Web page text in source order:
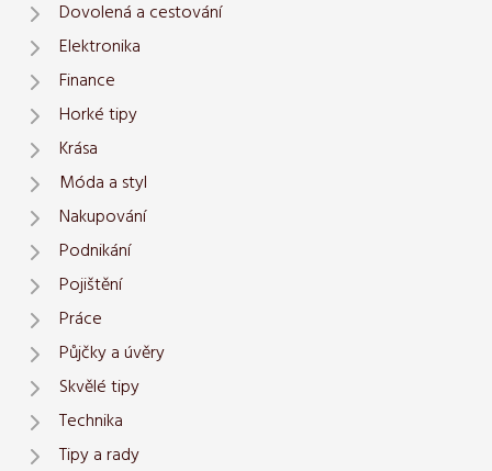
Dovolená a cestování
Elektronika
Finance
Horké tipy
Krása
Móda a styl
Nakupování
Podnikání
Pojištění
Práce
Půjčky a úvěry
Skvělé tipy
Technika
Tipy a rady